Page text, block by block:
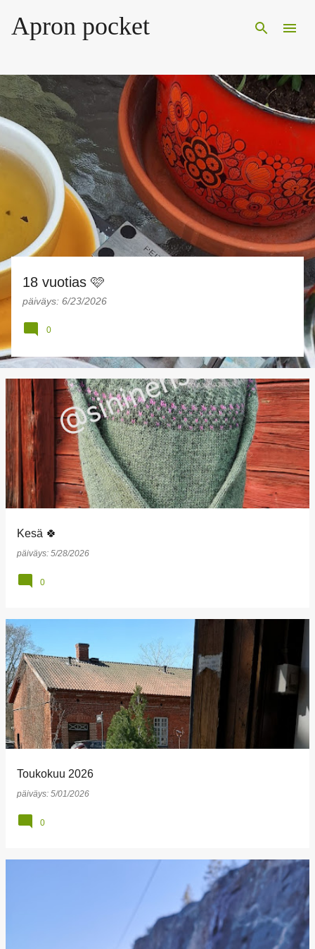
Siirry pääsisältöön
Apron pocket
T
e
s
t
18 vuotias 🩷
päiväys: 6/23/2026
0
Kesä 🍀
päiväys: 5/28/2026
0
Toukokuu 2026
päiväys: 5/01/2026
0